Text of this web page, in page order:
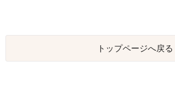
トップページへ戻る